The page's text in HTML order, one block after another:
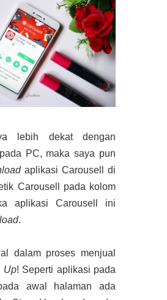
lebih dekat dengan
PC, maka saya pun
aplikasi Carousell di
Carousell pada kolom
aplikasi Carousell ini
.
dalam proses menjual
Up! Seperti aplikasi pada
awal halaman ada